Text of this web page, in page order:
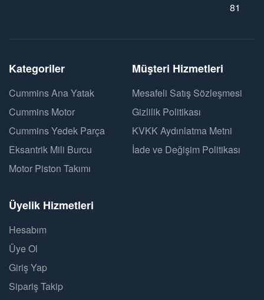
81
Kategoriler
Cummins Ana Yatak
Cummins Motor
Cummins Yedek Parça
Eksantrik Mili Burcu
Motor Piston Takımı
Müşteri Hizmetleri
Mesafeli Satış Sözleşmesi
Gizlilik Politikası
KVKK Aydınlatma Metni
İade ve Değişim Politikası
Üyelik Hizmetleri
Hesabım
Üye Ol
Giriş Yap
Sipariş Takip